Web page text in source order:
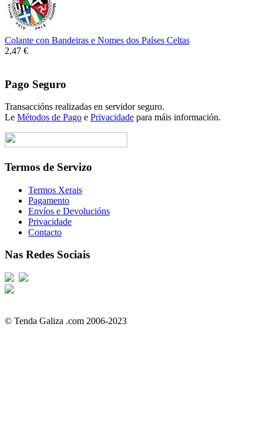
Colante con Bandeiras e Nomes dos Países Celtas
2,47 €
Pago Seguro
Transaccións realizadas en servidor seguro.
Le Métodos de Pago e Privacidade para máis información.
Termos de Servizo
Termos Xerais
Pagamento
Envíos e Devolucións
Privacidade
Contacto
Nas Redes Sociais
© Tenda Galiza .com 2006-2023